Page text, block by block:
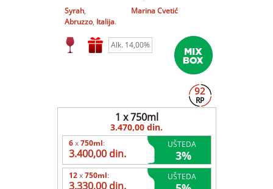
Syrah,
Abruzzo, Italija.
Marina Cvetić
Alk. 14,00%
92
RP
1 x 750ml
3.470,00 din.
6x750ml:
3.400,00 din.
UŠTEDA
3%
12x750ml:
3.330,00 din.
UŠTEDA